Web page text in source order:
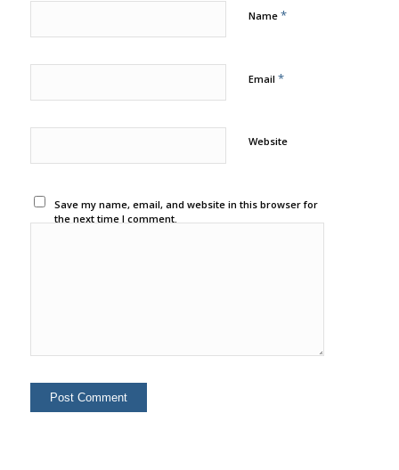
Name *
Email *
Website
Save my name, email, and website in this browser for
the next time I comment.